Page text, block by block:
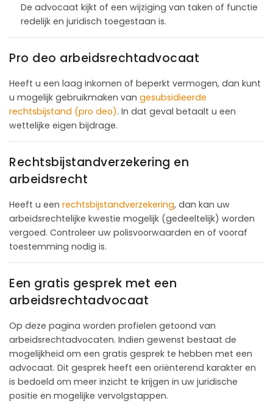
De advocaat kijkt of een wijziging van taken of functie
redelijk en juridisch toegestaan is.
Pro deo arbeidsrechtadvocaat
Heeft u een laag inkomen of beperkt vermogen, dan kunt
u mogelijk gebruikmaken van gesubsidieerde
rechtsbijstand (pro deo). In dat geval betaalt u een
wettelijke eigen bijdrage.
Rechtsbijstandverzekering en
arbeidsrecht
Heeft u een rechtsbijstandverzekering, dan kan uw
arbeidsrechtelijke kwestie mogelijk (gedeeltelijk) worden
vergoed. Controleer uw polisvoorwaarden en of vooraf
toestemming nodig is.
Een gratis gesprek met een
arbeidsrechtadvocaat
Op deze pagina worden profielen getoond van
arbeidsrechtadvocaten. Indien gewenst bestaat de
mogelijkheid om een gratis gesprek te hebben met een
advocaat. Dit gesprek heeft een oriënterend karakter en
is bedoeld om meer inzicht te krijgen in uw juridische
positie en mogelijke vervolgstappen.